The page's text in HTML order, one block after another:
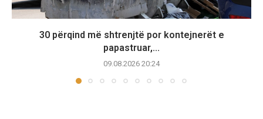
30 përqind më shtrenjtë por kontejnerët e
papastruar,...
09.08.2026 20:24